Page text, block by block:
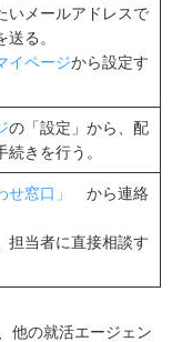
いメールアドレスで
送る。
イページから設定す
の「設定」から、配
続きを行う。
せ窓口」
から連絡
担当者に直接相談す
他の就活エージェン